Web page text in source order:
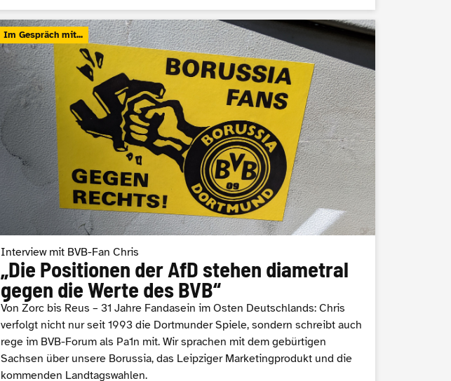
Im Gespräch mit...
Interview mit BVB-Fan Chris
„Die Positionen der AfD stehen diametral
gegen die Werte des BVB“
Von Zorc bis Reus – 31 Jahre Fandasein im Osten Deutschlands: Chris
verfolgt nicht nur seit 1993 die Dortmunder Spiele, sondern schreibt auch
rege im BVB-Forum als Pa1n mit. Wir sprachen mit dem gebürtigen
Sachsen über unsere Borussia, das Leipziger Marketingprodukt und die
kommenden Landtagswahlen.